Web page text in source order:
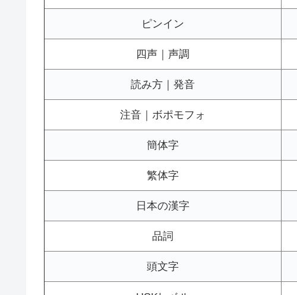
ピンイン
四声｜声調
読み方｜発音
注音｜ボポモフォ
簡体字
繁体字
日本の漢字
品詞
頭文字